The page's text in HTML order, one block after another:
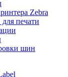
Zebra
печати
шин